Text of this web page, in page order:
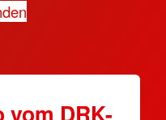
vom DRK-